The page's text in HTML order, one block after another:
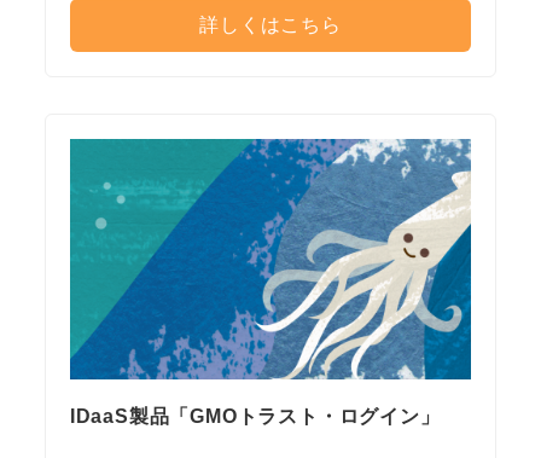
詳しくはこちら
IDaaS製品「GMOトラスト・ログイン」